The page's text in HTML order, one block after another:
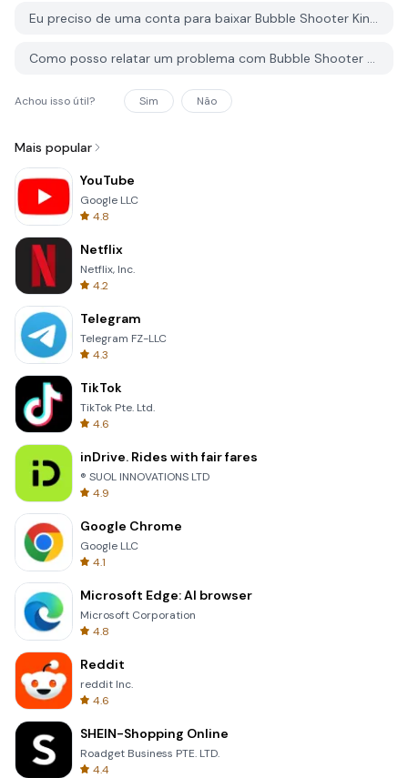
Eu preciso de uma conta para baixar Bubble Shooter King do PGYER APK HUB?
Como posso relatar um problema com Bubble Shooter King no PGYER APK HUB?
Achou isso útil? Sim Não
Mais popular
YouTube
Google LLC
4.8
Netflix
Netflix, Inc.
4.2
Telegram
Telegram FZ-LLC
4.3
TikTok
TikTok Pte. Ltd.
4.6
inDrive. Rides with fair fares
® SUOL INNOVATIONS LTD
4.9
Google Chrome
Google LLC
4.1
Microsoft Edge: AI browser
Microsoft Corporation
4.8
Reddit
reddit Inc.
4.6
SHEIN-Shopping Online
Roadget Business PTE. LTD.
4.4